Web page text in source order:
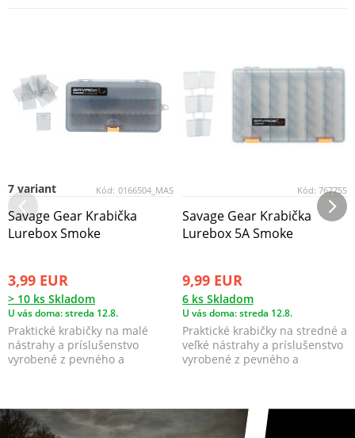
Kód: 0166504_MAS
7 variant
Savage Gear Krabička
Lurebox Smoke
3,99 EUR
> 10 ks Skladom
U vás doma: streda 12.8.
Praktické krabičky na malé
nástrahy a príslušenstvo
vyrobené z pevného a
Kód: 76775S
Savage Gear Krabička
Lurebox 5A Smoke
9,99 EUR
6 ks Skladom
U vás doma: streda 12.8.
Praktické krabičky na stredné a
veľké nástrahy a príslušenstvo
vyrobené z pevného a